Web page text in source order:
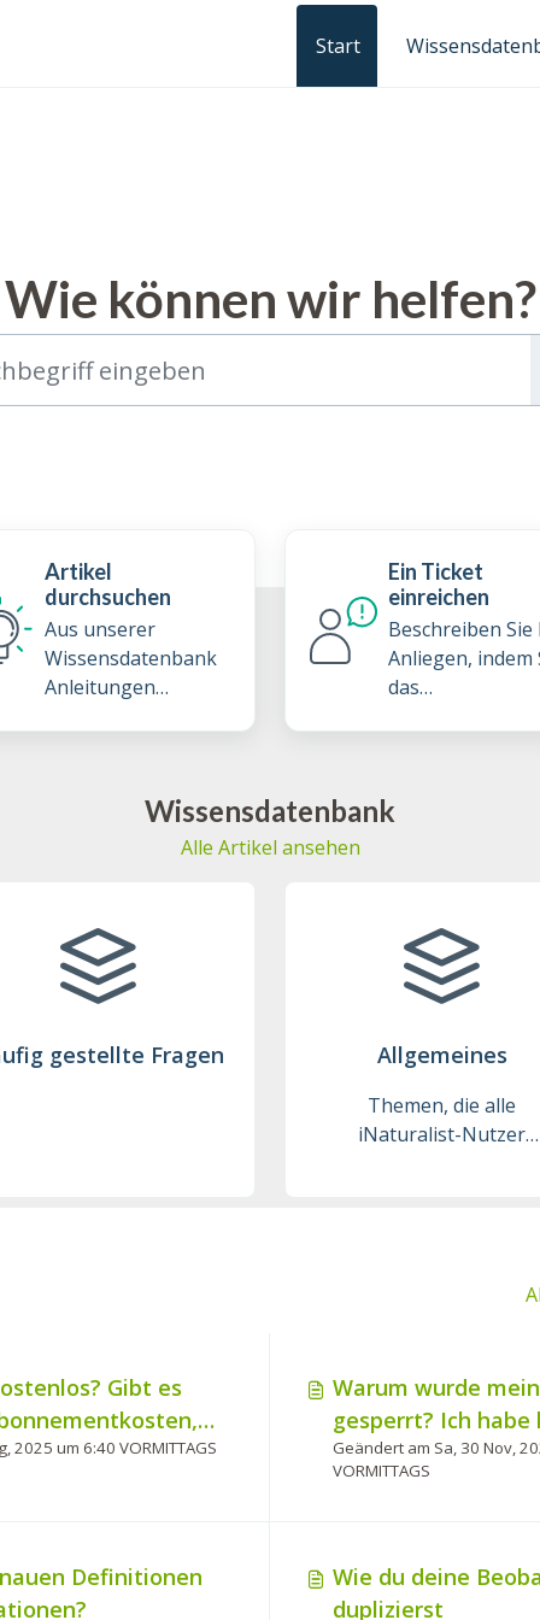
Start
Wie können wir helfen?
Artikel
durchsuchen
Aus unserer
Wissensdatenbank
Anleitungen
Ein Ticket
einreichen
Beschreiben Sie
Anliegen, indem
das
Wissensdatenbank
Alle Artikel ansehen
gestellte Fragen Allgemeines
Themen, die alle
iNaturalist-Nutzer
Gibt es
Geändert am Fr, 15 Aug, 2025 um 6:40 VORMITTAGS
Warum wurde
gesperrt? Ich habe
verletzt.
Geändert am Sa, 30 Nov,
VORMITTAGS
Definitionen
Wie du deine
duplizierst